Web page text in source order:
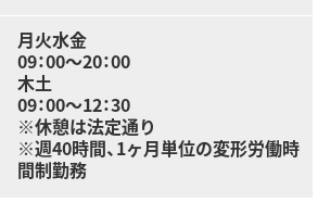
月火水金
09：00～20：00
木土
09：00～12：30
※休憩は法定通り
※週40時間、1ヶ月単位の変形労働時
間制勤務